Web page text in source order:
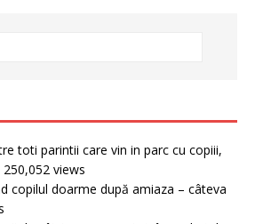
toti parintii care vin in parc cu copiii,
250,052 views
copilul doarme după amiaza – câteva